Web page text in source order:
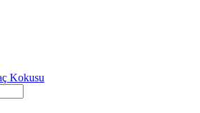
Kokusu